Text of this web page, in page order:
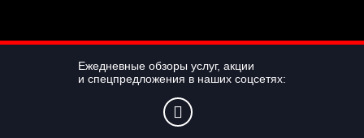
Ежедневные обзоры услуг, акции
и спецпредложения в наших соцсетях: